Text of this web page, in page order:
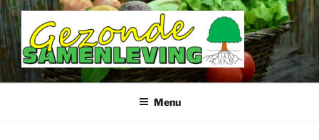
Ga
naar
de
inhoud
DOETINCHEM GEZONDE
SAMENLEVINGMenu